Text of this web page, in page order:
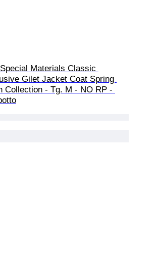
Special Materials Classic
Gilet Jacket Coat Spring
Collection - Tg. M - NO RP -